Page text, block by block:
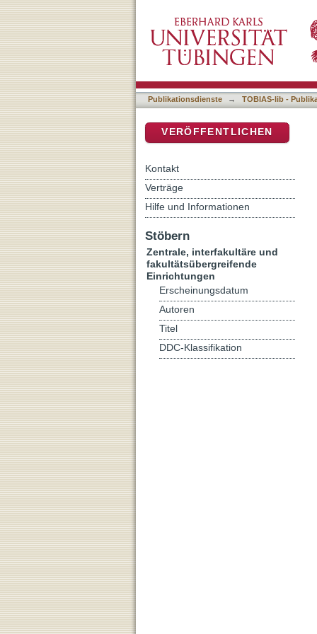
Publikationsdienste → TOBIAS-lib -
VERÖFFENTLICHEN
Kontakt
Verträge
Hilfe und Informationen
Stöbern
Zentrale, interfakultäre und
fakultätsübergreifende
Einrichtungen
Erscheinungsdatum
Autoren
Titel
DDC-Klassifikation